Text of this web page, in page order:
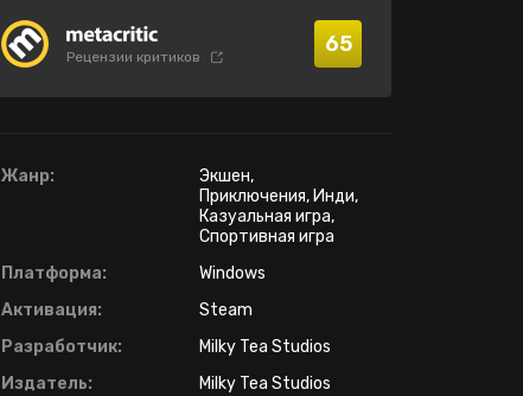
Рецензии критиков 65
Жанр:
Экшен,
Приключения, Инди,
Казуальная игра,
Спортивная игра
Платформа:
Windows
Активация:
Steam
Разработчик:
Milky Tea Studios
Издатель:
Milky Tea Studios